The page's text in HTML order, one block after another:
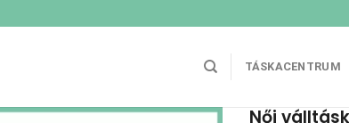
TÁSKACENTRUM
Női